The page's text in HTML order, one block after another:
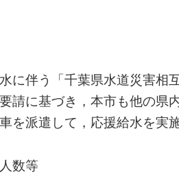
に伴う「千葉県水道災害相
請に基づき，本市も他の県
を派遣して，応援給水を実施
数等